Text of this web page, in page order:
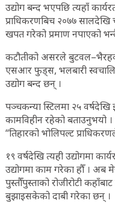
उद्योग बन्द भएपछि त्यहाँ
प्राधिकरणबिच २०७७
खपत गरेको प्रमाण नपाएको
कटौतीको असरले
एसआर फुड्स, भलबारी
उद्योग बन्द छन् ।
पञ्चकन्या स्टिलमा २५
कामविहीन रहेको बताउनुभयो ।
“तिहारको भोलिपल्ट
१९ वर्षदेखि त्यही उद्योगमा
उद्योगमा काम गरेका हौँ । अब
पुस्तौँपुस्ताको रोजीरोटी
बुझाइसकेको दाबी गरेका छन् ।